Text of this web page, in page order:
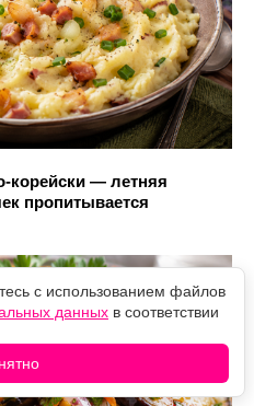
корейски — летняя
пропитывается
с использованием файлов
данных в соответствии